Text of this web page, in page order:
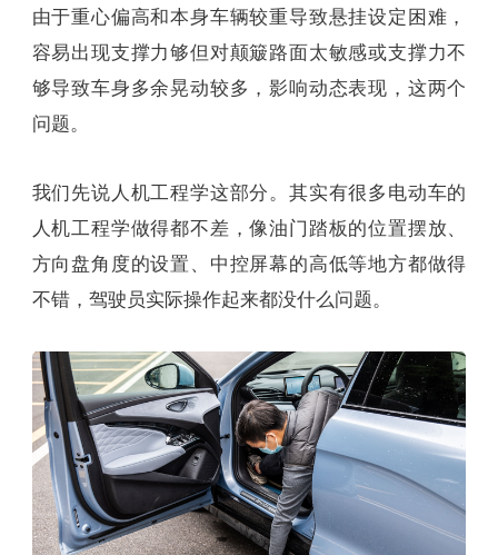
由于重心偏高和本身车辆较重导致悬挂设定困难，
容易出现支撑力够但对颠簸路面太敏感或支撑力不
够导致车身多余晃动较多，影响动态表现，这两个
问题。
我们先说人机工程学这部分。其实有很多电动车的
人机工程学做得都不差，像油门踏板的位置摆放、
方向盘角度的设置、中控屏幕的高低等地方都做得
不错，驾驶员实际操作起来都没什么问题。